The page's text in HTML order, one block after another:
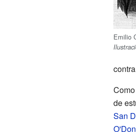
Emilio
de
San